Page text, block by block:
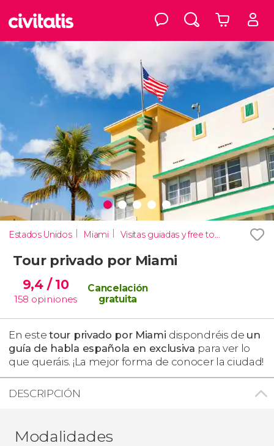
Estados Unidos Miami Visitas guiadas y free tours
Tour privado por Miami
9,4 / 10
158 opiniones
Cancelación
gratuita
En estetour privado por Miami dispondréis de un
guía de habla española en exclusiva para ver lo
que queráis. ¡La mejor forma de conocer la ciudad!
DESCRIPCIÓN
Modalidades